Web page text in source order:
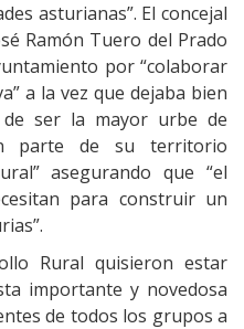
asturianas”. El concejal
Ramón Tuero del Prado
por “colaborar
a la vez que dejaba bien
ser la mayor urbe de
parte de su territorio
asegurando que “el
para construir un
Rural quisieron estar
importante y novedosa
de todos los grupos a